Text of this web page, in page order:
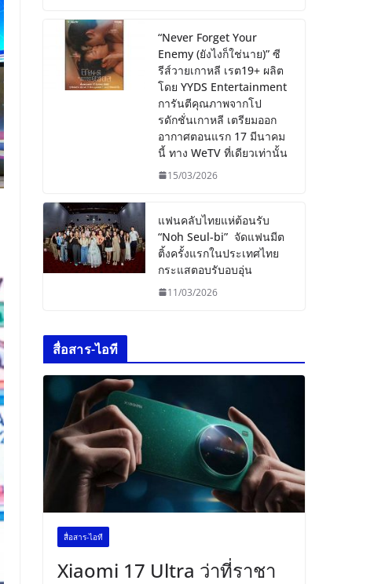
“Never Forget Your
Enemy (ยังไงก็ใช่นาย)” ซี
รีส์วายเกาหลี เรต19+ ผลิต
โดย YYDS Entertainment
การันตีคุณภาพจากโป
รดักชั่นเกาหลี เตรียมออก
อากาศตอนแรก 17 มีนาคม
นี้ ทาง WeTV ที่เดียวเท่านั้น
15/03/2026
แฟนคลับไทยแห่ต้อนรับ
“Noh Seul-bi” จัดแฟนมีต
ติ้งครั้งแรกในประเทศไทย
กระแสตอบรับอบอุ่น
11/03/2026
สื่อสาร-ไอที
สื่อสาร-ไอที
Xiaomi 17 Ultra ว่าที่ราชา